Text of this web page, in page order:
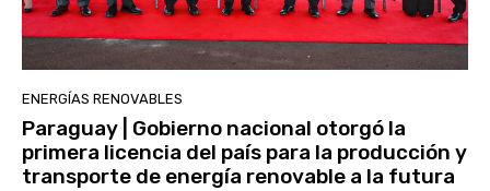
ENERGÍAS RENOVABLES
Paraguay | Gobierno nacional otorgó la
primera licencia del país para la producción y
transporte de energía renovable a la futura